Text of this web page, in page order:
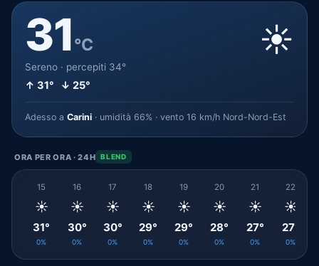
31°C
Sereno · percepiti 34°
↑ 31° ↓ 25°
☀️
Adesso a Carini · umidità 66% · vento 16 km/h Nord-Nord-Est
ORA PER ORA · 24H BLEND
15
☀️
31°
0%
16
☀️
30°
0%
17
☀️
30°
0%
18
☀️
29°
0%
19
☀️
29°
0%
20
☀️
28°
0%
21
☀️
27°
0%
22
☀️
27°
0%